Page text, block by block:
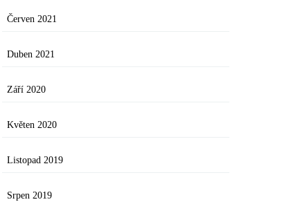
Červen 2021
Duben 2021
Září 2020
Květen 2020
Listopad 2019
Srpen 2019